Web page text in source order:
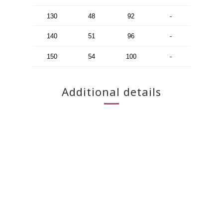
130 48 92 -
140 51 96 -
150 54 100 -
Additional details